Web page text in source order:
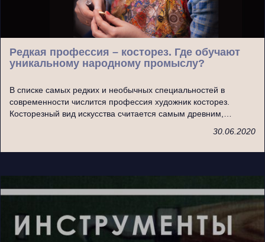
Редкая профессия – косторез. Где обучают
уникальному народному промыслу?
В списке самых редких и необычных специальностей в
современности числится профессия художник косторез.
Косторезный вид искусства считается самым древним,…
30.06.2020